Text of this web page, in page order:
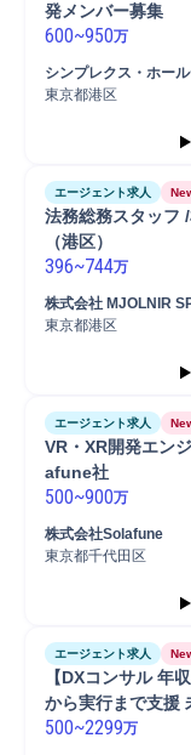
発メンバー募集
600~950万
シンプレクス・ホー
東京都港区
エージェント求人
法務総務スタッフ
（港区）
396~744万
株式会社 MJOLNIR
東京都港区
エージェント求人
VR・XR開発エン
afune社
500~900万
株式会社Solafune
東京都千代田区
エージェント求人
【DXコンサル 年
から実行まで支援
500~2299万